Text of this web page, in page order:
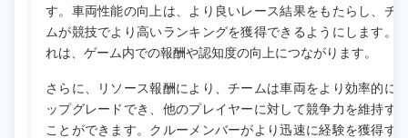
す。車両性能の向上は、より良いレース結果をもたらし、チ
ムが競技でより高いランキングを獲得できるようにします。
れは、ゲーム内での報酬や認知度の向上につながります。
さらに、リソース報酬により、チームは車両をより効率的に
ップグレードでき、他のプレイヤーに対して競争力を維持す
ことができます。クルーメンバーがより迅速に経験を獲得す